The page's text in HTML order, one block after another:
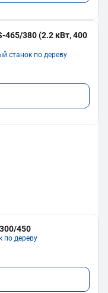
465/380 (2.2 кВт, 400
станок по дереву
450
по дереву